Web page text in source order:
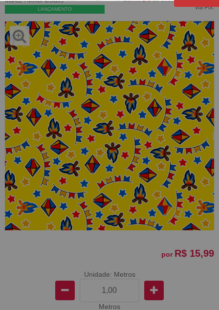
LANÇAMENTO
via Pix.
por R$ 15,99
Unidade: Metros
Metros